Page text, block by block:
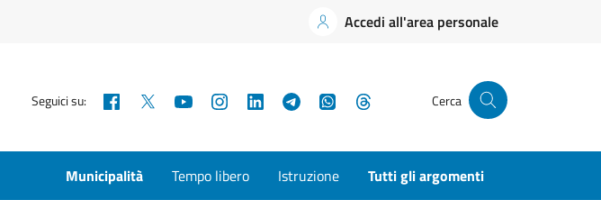
Accedi all'area personale
Seguici su: Facebook YouTubeInstagramLinkedInTelegramWhatsApp Cerca
Municipalità Tempo libero Istruzione Tutti gli argomenti